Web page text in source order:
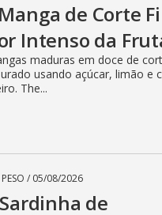
de Corte
Intenso da
maduras em doce de
usando açúcar, limão e
The...
/ 05/08/2026
de